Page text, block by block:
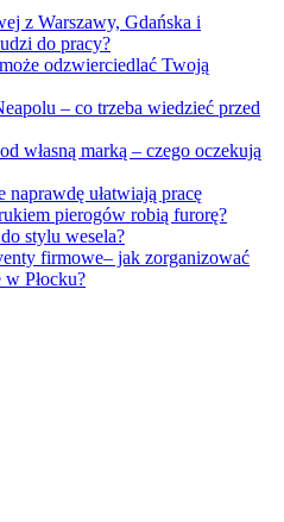
z Warszawy, Gdańska i
do pracy?
odzwierciedlać Twoją
– co trzeba wiedzieć przed
własną marką – czego oczekują
ułatwiają pracę
pierogów robią furorę?
stylu wesela?
firmowe– jak zorganizować
Płocku?